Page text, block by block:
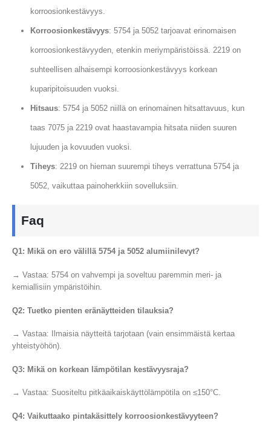
korroosionkestävyys.
Korroosionkestävyys: 5754 ja 5052 tarjoavat erinomaisen
korroosionkestävyyden, etenkin meriympäristöissä. 2219 on
suhteellisen alhaisempi korroosionkestävyys korkean
kuparipitoisuuden vuoksi.
Hitsaus: 5754 ja 5052 niillä on erinomainen hitsattavuus, kun
taas 7075 ja 2219 ovat haastavampia hitsata niiden suuren
lujuuden ja kovuuden vuoksi.
Tiheys: 2219 on hieman suurempi tiheys verrattuna 5754 ja
5052, vaikuttaa painoherkkiin sovelluksiin.
Faq
Q1: Mikä on ero välillä 5754 ja 5052 alumiinilevyt?
→ Vastaa: 5754 on vahvempi ja soveltuu paremmin meri- ja
kemiallisiin ympäristöihin.
Q2: Tuetko pienten eränäytteiden tilauksia?
→ Vastaa: Ilmaisia ​​näytteitä tarjotaan (vain ensimmäistä kertaa
yhteistyöhön).
Q3: Mikä on korkean lämpötilan kestävyysraja?
→ Vastaa: Suositeltu pitkäaikaiskäyttölämpötila on ≤150°C.
Q4: Vaikuttaako pintakäsittely korroosionkestävyyteen?